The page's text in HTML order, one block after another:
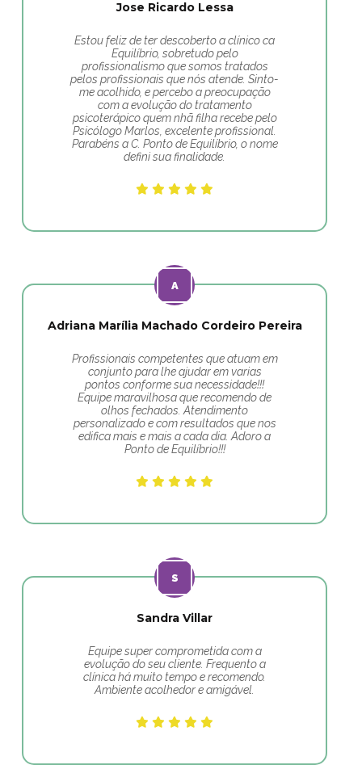
Jose Ricardo Lessa
Estou feliz de ter descoberto a clínico ca
Equilíbrio, sobretudo pelo
profissionalismo que somos tratados
pelos profissionais que nós atende. Sinto-
me acolhido, e percebo a preocupação
com a evolução do tratamento
psicoterápico quem nhã filha recebe pelo
Psicólogo Marlos, excelente profissional.
Parabéns a C. Ponto de Equilíbrio, o nome
defini sua finalidade.
Adriana Marília Machado Cordeiro Pereira
Profissionais competentes que atuam em
conjunto para lhe ajudar em varias
pontos conforme sua necessidade!!!
Equipe maravilhosa que recomendo de
olhos fechados. Atendimento
personalizado e com resultados que nos
edifica mais e mais a cada dia. Adoro a
Ponto de Equilíbrio!!!
Sandra Villar
Equipe super comprometida com a
evolução do seu cliente. Frequento a
clínica há muito tempo e recomendo.
Ambiente acolhedor e amigável.